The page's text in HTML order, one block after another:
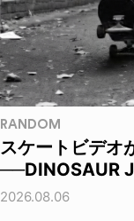
RANDOM
スケートビデオ
──DINOSAUR
2026.08.06